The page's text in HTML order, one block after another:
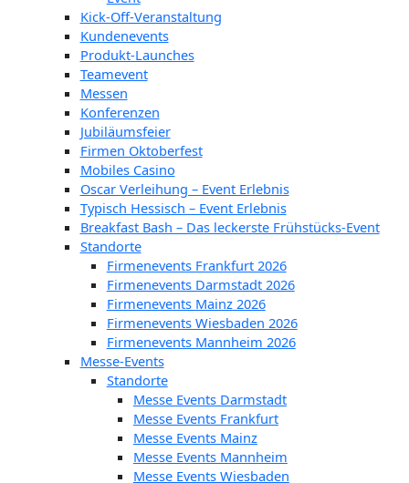
Kick-Off-Veranstaltung
Kundenevents
Produkt-Launches
Teamevent
Messen
Konferenzen
Jubiläumsfeier
Firmen Oktoberfest
Mobiles Casino
Oscar Verleihung – Event Erlebnis
Typisch Hessisch – Event Erlebnis
Breakfast Bash – Das leckerste Frühstücks-Event
Standorte
Firmenevents Frankfurt 2026
Firmenevents Darmstadt 2026
Firmenevents Mainz 2026
Firmenevents Wiesbaden 2026
Firmenevents Mannheim 2026
Messe-Events
Standorte
Messe Events Darmstadt
Messe Events Frankfurt
Messe Events Mainz
Messe Events Mannheim
Messe Events Wiesbaden